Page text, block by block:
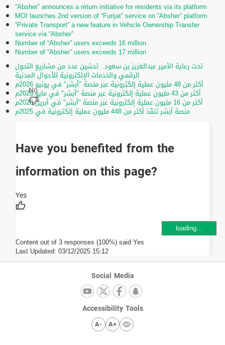
“Absher” announces a return initiative for residents via its platform
MOI launches 2nd version of “Furijat” service on “Absher” platform
“Private Transport” a new feature in Vehicle Ownership Transfer
service via “Absher”
Number of “Absher” users exceeds 16 million
Number of “Absher” users exceeds 17 million
تحت رعاية الأمير عبدالعزيز بن سعود.. تدشين عدد من مشاريع التحول
الرقمي والخدمات الإلكترونية للأحوال المدنية
أكثر من 48 مليون عملية إلكترونية عبر منصة "أبشر" في يونيو 2026م
أكثر من 43 مليون عملية إلكترونية عبر منصة "أبشر" في مايو 2026م
أكثر من 16 مليون عملية إلكترونية عبر منصة "أبشر" في أبريل 2026م
منصة أبشر تنفّذ أكثر من 448 مليون عملية إلكترونية في 2025م
Have you benefited from the
information on this page?
loading...
Content out of 3 responses (100%) said Yes
Last Updated: 03/12/2025 15:12
Social Media
Accessibility Tools
A- A+